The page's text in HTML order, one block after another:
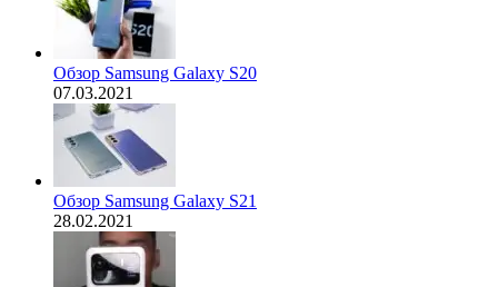
Обзор Samsung Galaxy S20
07.03.2021
Обзор Samsung Galaxy S21
28.02.2021